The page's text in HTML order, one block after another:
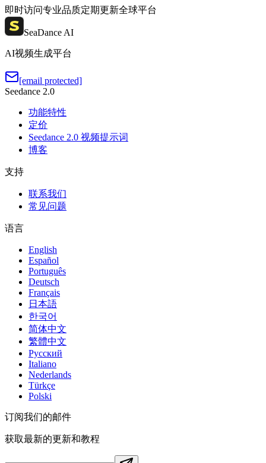
即时访问专业品质定期更新全球平台
SeaDance AI
AI视频生成平台
[email protected]
Seedance 2.0
功能特性
定价
Seedance 2.0 视频提示词
博客
支持
联系我们
常见问题
语言
English
Español
Português
Deutsch
Français
日本語
한국어
简体中文
繁體中文
Русский
Italiano
Nederlands
Türkçe
Polski
订阅我们的邮件
获取最新的更新和教程